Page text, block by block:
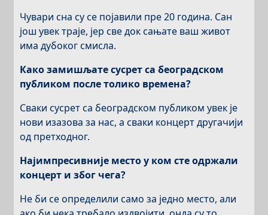
Чувари сна су се појавили пре 20 година. Сан
још увек траје, јер све док сањате ваш живот
има дубоког смисла.
Како замишљате сусрет са београдском
публиком после толико времена?
Сваки сусрет са београдском публиком увек је
нови изазова за нас, а сваки концерт другачији
од претходног.
Најимпресивније место у ком сте одржали
концерт и због чега?
Не би се определили само за једно место, али